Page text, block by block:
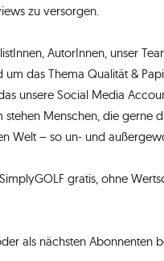
zu versorgen.
AutorInnen, unser
das Thema Qualität &
unsere Social Media
Menschen, die gerne
Welt – so un- und
gratis, ohne
als nächsten Abonnenten